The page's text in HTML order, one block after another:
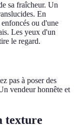
sa fraîcheur. Un
En
ou d'une
Les yeux d'un
le regard.
pas à poser des
vendeur honnête et
texture